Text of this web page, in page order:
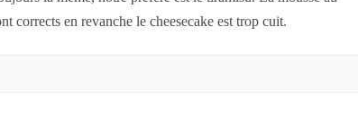
corrects en revanche le cheesecake est trop cuit.